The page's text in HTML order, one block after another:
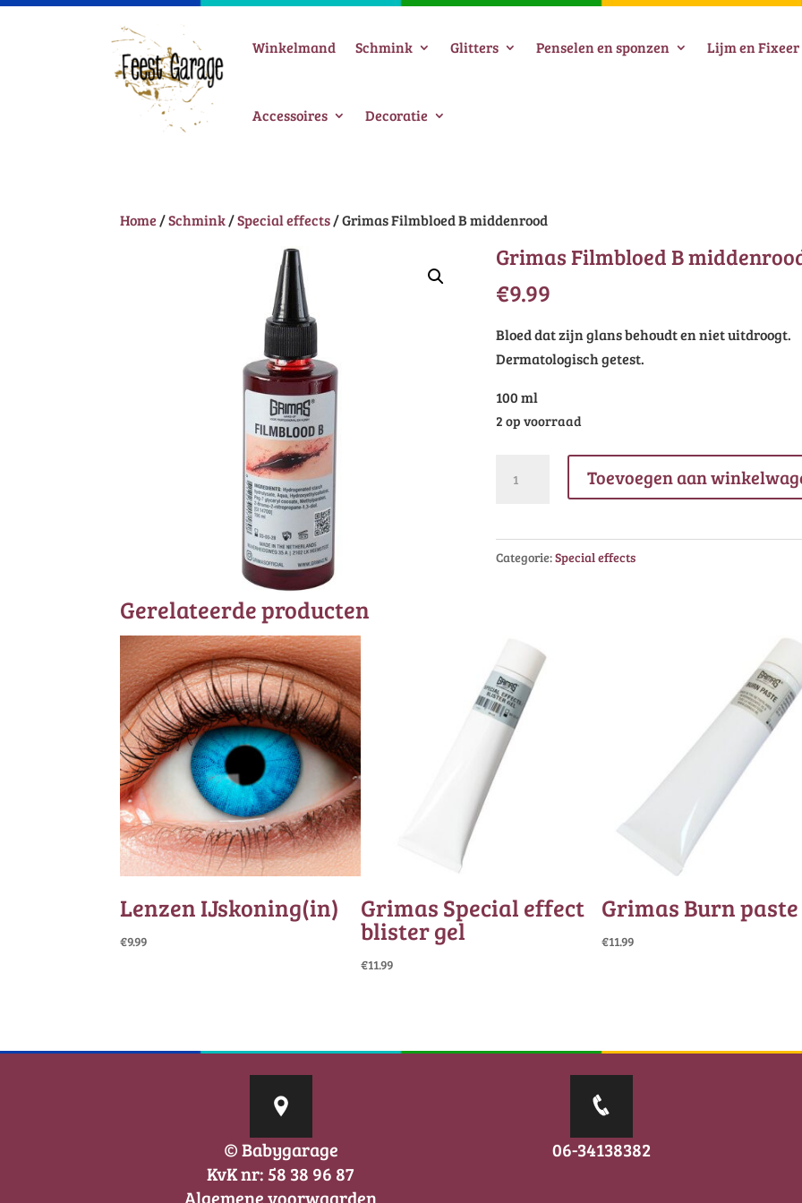
Winkelmand Schmink Glitters Penselen en sponzen Lijm en Fixeer
Accessoires Decoratie
Home /Schmink/Special effects/ Grimas Filmbloed B middenrood
Grimas Filmbloed B
€9.99
Bloed dat zijn glans behoudt en niet uitdroogt.
Dermatologisch getest.
100 ml
2 op voorraad
Filmbloed
middenrood
aantal
Toevoegen aan
Categorie:Special effects
Gerelateerde producten
Lenzen IJskoning(in)
€9.99
Grimas Special effect
blister gel
€11.99
Grimas Burn paste
€11.99
© Babygarage
KvK nr: 58 38 96 87
Algemene voorwaarden
06-34138382